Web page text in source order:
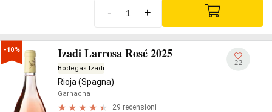
- +
-10% Izadi Larrosa Rosé 2025
Bodegas Izadi
Rioja (Spagna)
Garnacha
29 recensioni
22